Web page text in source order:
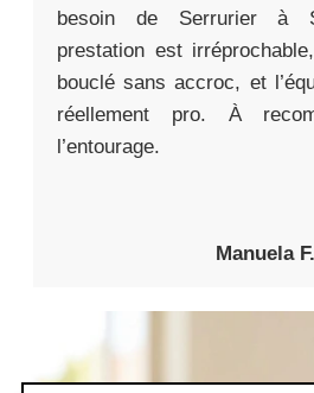
besoin de Serrurier à
prestation est
bouclé sans accroc, et
réellement pro. À
l’entourage.
Manuela F.